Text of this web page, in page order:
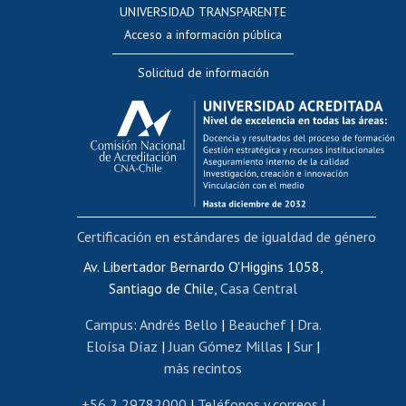
Evaluación docente
Calificación académica
Postulación al AUCAI
Funcionarias/os
Cursos internos de capacitación
Bienestar del personal
Portal de movilidad interna
Certificado de renta
Certificado de renta honorarios
Editar páginas blancas
Extranjeras/os
Revalidación y reconocimiento de títulos
UNIVERSIDAD TRANSPARENTE
Acceso a información pública
Solicitud de información
Av. Libertador Bernardo O'Higgins 1058,
Santiago de Chile, Casa Central
Campus: Andrés Bello | Beauchef| Dra.
Eloísa Díaz |Juan Gómez Millas | Sur |
más recintos
Certificación en estándares de igualdad de género